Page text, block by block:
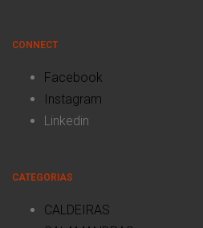
CONNECT
Facebook
Instagram
Linkedin
CATEGORIAS
CALDEIRAS